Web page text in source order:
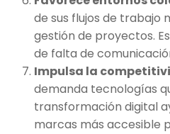
de sus flujos de
gestión de proyectos.
de falta de
Impulsa la
demanda tecnologías
transformación digital
marcas más accesible